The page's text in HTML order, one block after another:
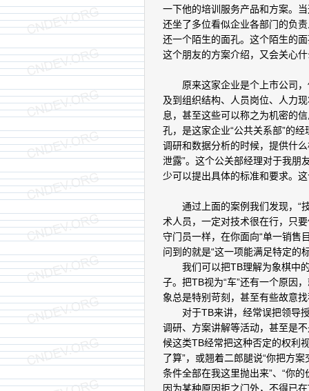
一下他的培训服务产品和方案。
还坐了多位看似企业各部门的负
还一个陌生的面孔。这个陌生的
这个朋友的方案介绍，又会关心
原来这家企业是个上市公司，
及到组织结构、人员岗位、人力
息，甚至这些可以称之为机密的
孔，是这家企业“公共关系部”的
调研和数据分析的时候，提供什
泄露”。这个公关部经理对于我朋
少可以提出具体的标准和要求。
通过上面的案例我们发现，“技
术人员，一定对技术很在行，只
守门员一样，在你面向“单一销售
问到的就是“这一项能满足特定的
我们可以把TB理解为象棋中的
子。把TB视为“车”还有一个原因
象总是特别苛刻，甚至有些故意
对于TB来讲，经常误把领导授
调研、方案讲解等活动，甚至是
候这类TB经常把这种否定的权利
了算”，或翘着二郎腿说“你把方
条件全部在我这里抛出来”、“你
因为某种原因拒之门外，不得已